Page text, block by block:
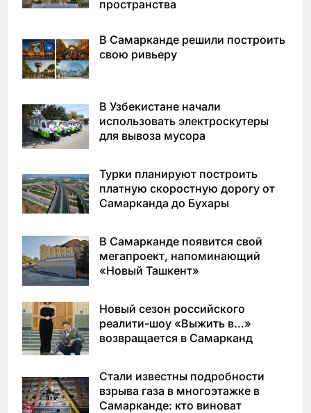
пространства
В Самарканде решили построить
свою ривьеру
В Узбекистане начали
использовать электроскутеры
для вывоза мусора
Турки планируют построить
платную скоростную дорогу от
Самарканда до Бухары
В Самарканде появится свой
мегапроект, напоминающий
«Новый Ташкент»
Новый сезон российского
реалити-шоу «Выжить в…»
возвращается в Самарканд
Стали известны подробности
взрыва газа в многоэтажке в
Самарканде: кто виноват